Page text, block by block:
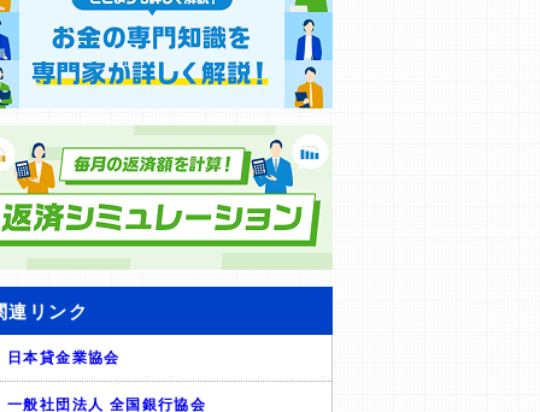
連リンク
日本貸金業協会
一般社団法人 全国銀行協会